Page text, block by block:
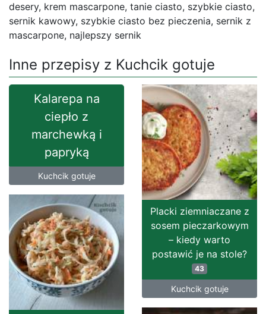
desery, krem mascarpone, tanie ciasto, szybkie ciasto,
sernik kawowy, szybkie ciasto bez pieczenia, sernik z
mascarpone, najlepszy sernik
Inne przepisy z Kuchcik gotuje
Kalarepa na
ciepło z
marchewką i
papryką
Kuchcik gotuje
Placki ziemniaczane z
sosem pieczarkowym
– kiedy warto
postawić je na stole?
43
Kuchcik gotuje